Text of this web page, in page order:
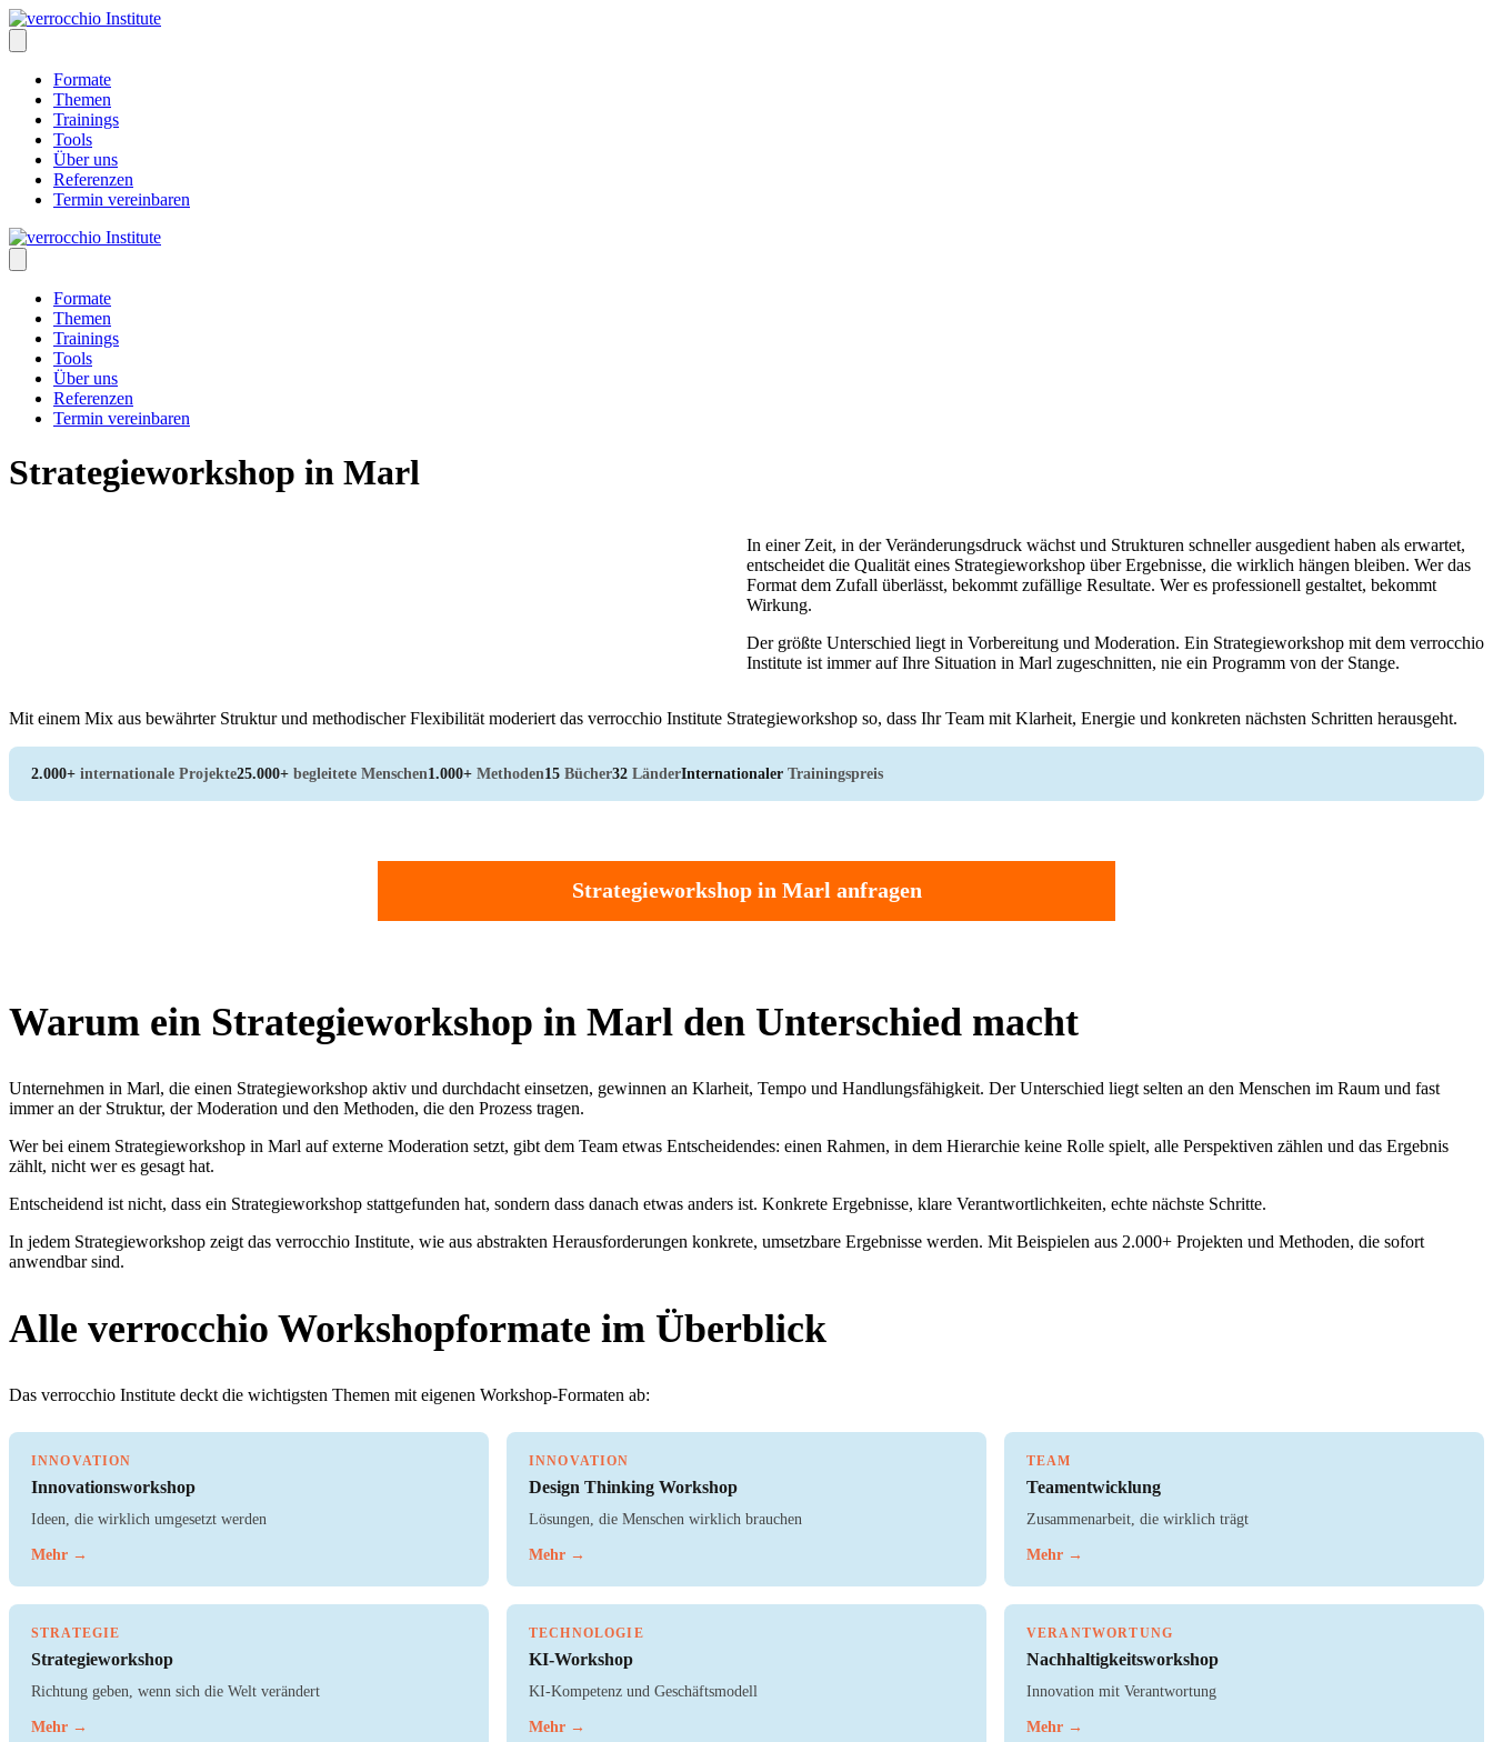
Skip
to
content
Formate
Themen
Trainings
Tools
Über uns
Referenzen
Termin vereinbaren
Formate
Themen
Trainings
Tools
Über uns
Referenzen
Termin vereinbaren
Strategieworkshop in Marl
In einer Zeit, in der Veränderungsdruck wächst und Strukturen schneller ausgedient haben als erwartet,
entscheidet die Qualität eines Strategieworkshop über Ergebnisse, die wirklich hängen bleiben. Wer das
Format dem Zufall überlässt, bekommt zufällige Resultate. Wer es professionell gestaltet, bekommt
Wirkung.
Der größte Unterschied liegt in Vorbereitung und Moderation. Ein Strategieworkshop mit dem verrocchio
Institute ist immer auf Ihre Situation in Marl zugeschnitten, nie ein Programm von der Stange.
Mit einem Mix aus bewährter Struktur und methodischer Flexibilität moderiert das verrocchio Institute Strategieworkshop so, dass Ihr Team mit Klarheit, Energie und konkreten nächsten Schritten herausgeht.
2.000+ internationale Projekte25.000+ begleitete Menschen1.000+ Methoden15 Bücher32 LänderInternationaler Trainingspreis
Strategieworkshop in Marl anfragen
Warum ein Strategieworkshop in Marl den Unterschied macht
Unternehmen in Marl, die einen Strategieworkshop aktiv und durchdacht einsetzen, gewinnen an Klarheit, Tempo und Handlungsfähigkeit. Der Unterschied liegt selten an den Menschen im Raum und fast
immer an der Struktur, der Moderation und den Methoden, die den Prozess tragen.
Wer bei einem Strategieworkshop in Marl auf externe Moderation setzt, gibt dem Team etwas Entscheidendes: einen Rahmen, in dem Hierarchie keine Rolle spielt, alle Perspektiven zählen und das Ergebnis
zählt, nicht wer es gesagt hat.
Entscheidend ist nicht, dass ein Strategieworkshop stattgefunden hat, sondern dass danach etwas anders ist. Konkrete Ergebnisse, klare Verantwortlichkeiten, echte nächste Schritte.
In jedem Strategieworkshop zeigt das verrocchio Institute, wie aus abstrakten Herausforderungen konkrete, umsetzbare Ergebnisse werden. Mit Beispielen aus 2.000+ Projekten und Methoden, die sofort
anwendbar sind.
Alle verrocchio Workshopformate im Überblick
Das verrocchio Institute deckt die wichtigsten Themen mit eigenen Workshop-Formaten ab:
INNOVATION
Innovationsworkshop
Ideen, die wirklich umgesetzt werden
Mehr →
INNOVATION
Design Thinking Workshop
Lösungen, die Menschen wirklich brauchen
Mehr →
TEAM
Teamentwicklung
Zusammenarbeit, die wirklich trägt
Mehr →
STRATEGIE
Strategieworkshop
Richtung geben, wenn sich die Welt verändert
Mehr →
TECHNOLOGIE
KI-Workshop
KI-Kompetenz und Geschäftsmodell
Mehr →
VERANTWORTUNG
Nachhaltigkeitsworkshop
Innovation mit Verantwortung
Mehr →